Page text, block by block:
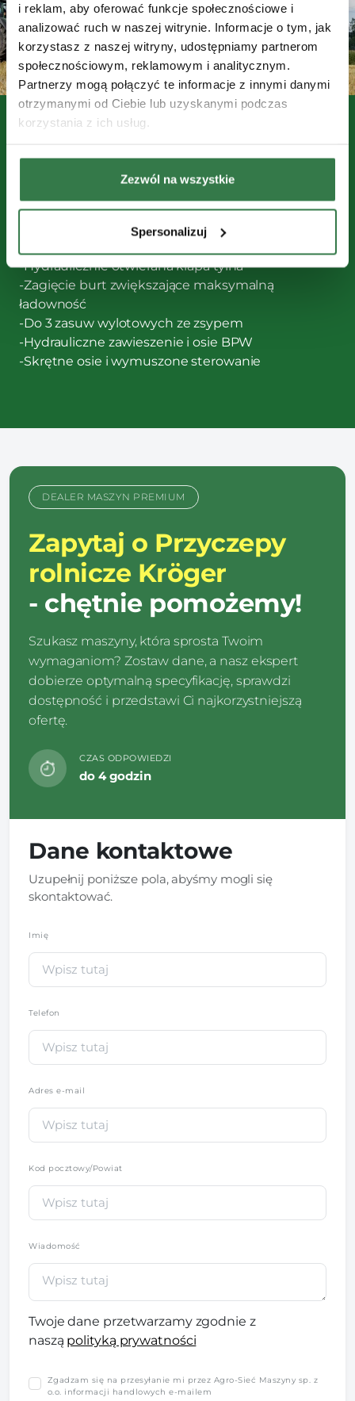
i reklam, aby oferować funkcje społecznościowe i
analizować ruch w naszej witrynie. Informacje o tym, jak
korzystasz z naszej witryny, udostępniamy partnerom
społecznościowym, reklamowym i analitycznym.
Partnerzy mogą połączyć te informacje z innymi danymi
otrzymanymi od Ciebie lub uzyskanymi podczas
korzystania z ich usług.
Zezwól na wszystkie
Spersonalizuj
Wyposażenie przyczep Kröger
Możliwość skonfigurowania przyczep Kröger do
indywidualnych potrzeb użytkownika wynika
między innymi z mnogości ich standardowych i
opcjonalnych funkcjonalności:
-Hydraulicznie otwierana klapa tylna
-Zagięcie burt zwiększające maksymalną
ładowność
-Do 3 zasuw wylotowych ze zsypem
-Hydrauliczne zawieszenie i osie BPW
-Skrętne osie i wymuszone sterowanie
DEALER MASZYN PREMIUM
Zapytaj o Przyczepy
rolnicze Kröger
- chętnie pomożemy!
Szukasz maszyny, która sprosta Twoim
wymaganiom? Zostaw dane, a nasz ekspert
dobierze optymalną specyfikację, sprawdzi
dostępność i przedstawi Ci najkorzystniejszą
ofertę.
CZAS ODPOWIEDZI
do 4 godzin
Dane kontaktowe
Uzupełnij poniższe pola, abyśmy mogli się
skontaktować.
Imię
Telefon
Adres e-mail
Kod pocztowy/Powiat
Wiadomość
Twoje dane przetwarzamy zgodnie z
naszą polityką prywatności
Zgadzam się na przesyłanie mi przez Agro-Sieć Maszyny sp. z
o.o. informacji handlowych e-mailem